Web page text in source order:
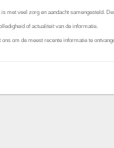
met veel zorg en aandacht samengesteld.
of actualiteit van de informatie.
ons om de meest recente informatie te